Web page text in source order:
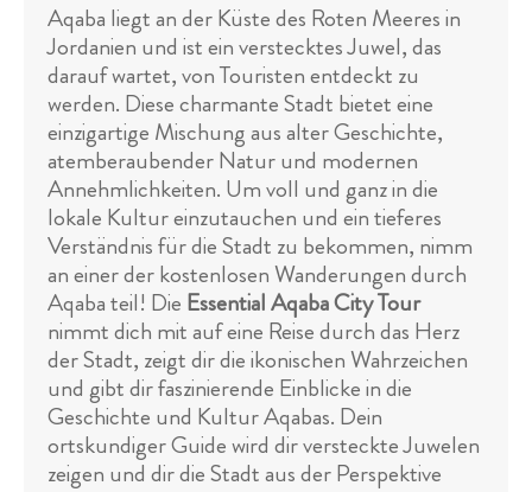
Aqaba liegt an der Küste des Roten Meeres in
Jordanien und ist ein verstecktes Juwel, das
darauf wartet, von Touristen entdeckt zu
werden. Diese charmante Stadt bietet eine
einzigartige Mischung aus alter Geschichte,
atemberaubender Natur und modernen
Annehmlichkeiten. Um voll und ganz in die
lokale Kultur einzutauchen und ein tieferes
Verständnis für die Stadt zu bekommen, nimm
an einer der kostenlosen Wanderungen durch
Aqaba teil! Die Essential Aqaba City Tour
nimmt dich mit auf eine Reise durch das Herz
der Stadt, zeigt dir die ikonischen Wahrzeichen
und gibt dir faszinierende Einblicke in die
Geschichte und Kultur Aqabas. Dein
ortskundiger Guide wird dir versteckte Juwelen
zeigen und dir die Stadt aus der Perspektive